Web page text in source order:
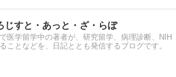
じすと・あっと・ざ・らぼ
医学留学中の著者が、研究留学、病理診断、NIH
ことなどを、日記ととも発信するブログです。